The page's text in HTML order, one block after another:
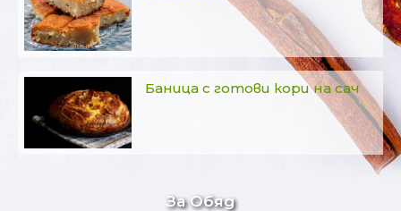
Баница с готови кори на сач
За Обяд